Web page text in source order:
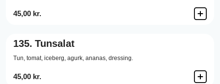
45,00 kr.
135. Tunsalat
Tun, tomat, iceberg, agurk, ananas, dressing.
45,00 kr.